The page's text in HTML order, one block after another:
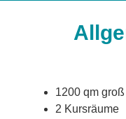
1200 qm groß
2 Kursräume